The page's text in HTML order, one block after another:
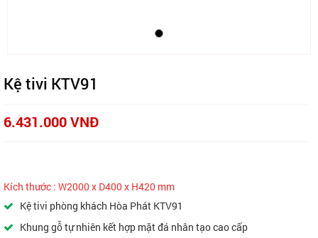
Kệ tivi KTV91
6.431.000 VNĐ
Kích thước : W2000 x D400 x H420 mm
Kệ tivi phòng khách Hòa Phát KTV91
Khung gỗ tự nhiên kết hợp mặt đá nhân tạo cao cấp